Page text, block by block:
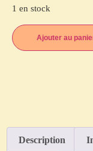
1 en stock
Ajouter au
Description